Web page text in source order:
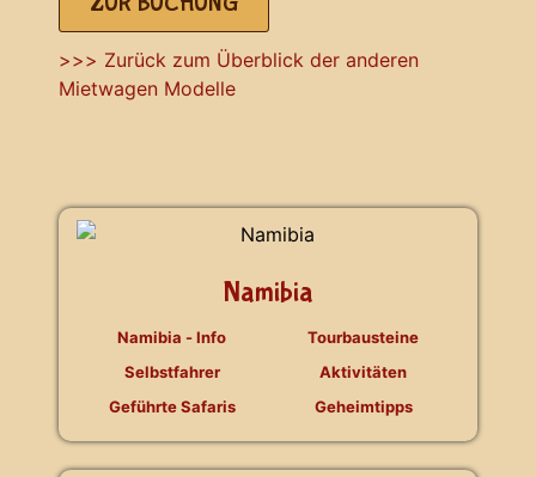
>>> Zurück zum Überblick der anderen
Mietwagen Modelle
Namibia
Namibia - Info
Selbstfahrer
Geführte Safaris
Tourbausteine
Aktivitäten
Geheimtipps